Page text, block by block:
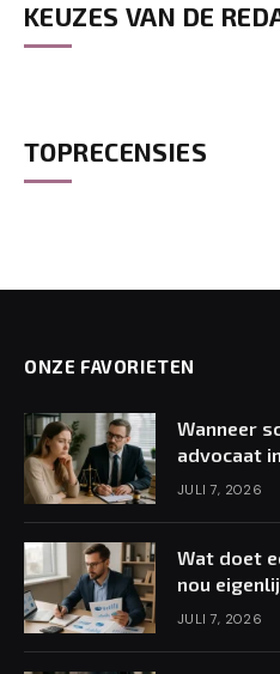
KEUZES VAN DE
TOPRECENSIES
ONZE FAVORIETEN
Wanneer
advocaat
JULI 7, 2026
Wat doet
nou
JULI 7, 2026